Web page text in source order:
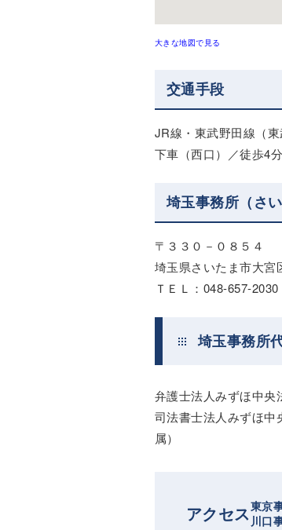
大きな地図で見る
交通手段
JR線・東武野田線（
下車（西口）／徒歩4分
埼玉事務所（さ
〒３３０－０８５４
埼玉県さいたま市大宮
ＴＥＬ：048-657-2030
埼玉事務所
弁護士法人みずほ中
司法書士法人みずほ
属）
アクセス東京
川口